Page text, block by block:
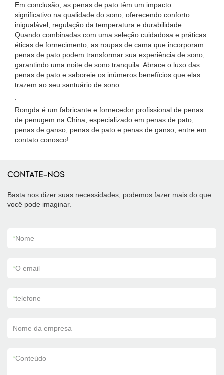
Em conclusão, as penas de pato têm um impacto
significativo na qualidade do sono, oferecendo conforto
inigualável, regulação da temperatura e durabilidade.
Quando combinadas com uma seleção cuidadosa e práticas
éticas de fornecimento, as roupas de cama que incorporam
penas de pato podem transformar sua experiência de sono,
garantindo uma noite de sono tranquila. Abrace o luxo das
penas de pato e saboreie os inúmeros benefícios que elas
trazem ao seu santuário de sono.
Rongda é um fabricante e fornecedor profissional de penas
de penugem na China, especializado em penas de pato,
penas de ganso, penas de pato e penas de ganso, entre em
contato conosco!
CONTATE-NOS
Basta nos dizer suas necessidades, podemos fazer mais do que
você pode imaginar.
*Nome
*O email
*telefone
Nome da empresa
*Conteúdo